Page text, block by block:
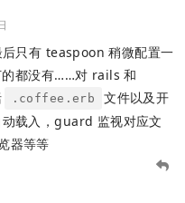
只有 teaspoon 稍微配置一
的都没有……对 rails 和
.coffee.erb
文件以及开
载入，guard 监视对应文
器等等